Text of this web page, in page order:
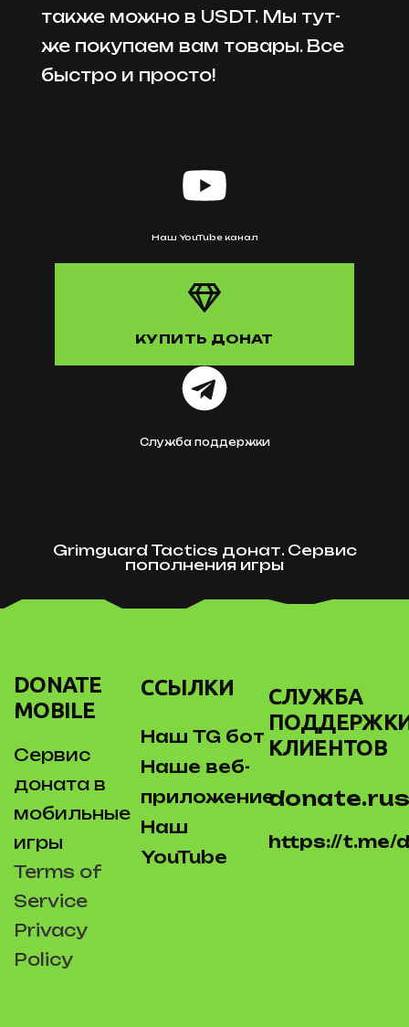
также можно в USDT. Мы тут-
же покупаем вам товары. Все
быстро и просто!
Наш YouTube канал
КУПИТЬ ДОНАТ
Служба поддержки
Grimguard Tactics донат. Сервис
пополнения игры
DONATE
MOBILE
Сервис
доната в
мобильные
игры
Terms of
Service
Privacy
Policy
ССЫЛКИ
Наш TG бот
Наше веб-
приложение
Наш
YouTube
СЛУЖБА
КЛИЕНТОВ
https://t.me/